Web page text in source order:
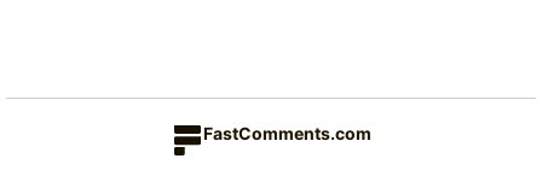
FastComments.com